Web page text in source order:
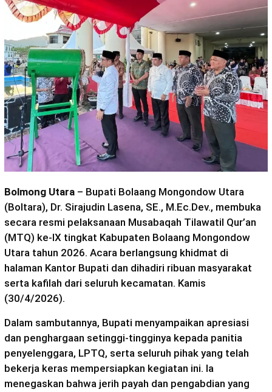
Bolmong Utara – Bupati Bolaang Mongondow Utara
(Boltara), Dr. Sirajudin Lasena, SE., M.Ec.Dev., membuka
secara resmi pelaksanaan Musabaqah Tilawatil Qur’an
(MTQ) ke-IX tingkat Kabupaten Bolaang Mongondow
Utara tahun 2026. Acara berlangsung khidmat di
halaman Kantor Bupati dan dihadiri ribuan masyarakat
serta kafilah dari seluruh kecamatan. Kamis
(30/4/2026).
Dalam sambutannya, Bupati menyampaikan apresiasi
dan penghargaan setinggi-tingginya kepada panitia
penyelenggara, LPTQ, serta seluruh pihak yang telah
bekerja keras mempersiapkan kegiatan ini. Ia
menegaskan bahwa jerih payah dan pengabdian yang